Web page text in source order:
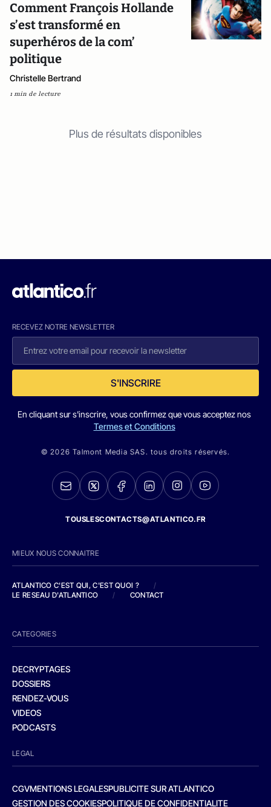
Comment François Hollande
s’est transformé en
superhéros de la com’
politique
Christelle Bertrand
1 min de lecture
Plus de résultats disponibles
RECEVEZ NOTRE NEWSLETTER
S'INSCRIRE
En cliquant sur s'inscrire, vous confirmez que vous acceptez nos
Termes et Conditions
© 2026 Talmont Media SAS. tous droits réservés.
TOUSLESCONTACTS@ATLANTICO.FR
MIEUX NOUS CONNAITRE
ATLANTICO C'EST QUI, C'EST QUOI ?
/
LE RESEAU D'ATLANTICO
/ CONTACT
CATEGORIES
DECRYPTAGES
DOSSIERS
RENDEZ-VOUS
VIDEOS
PODCASTS
LEGAL
CGVMENTIONS LEGALESPUBLICITE SUR ATLANTICO
GESTION DES COOKIESPOLITIQUE DE CONFIDENTIALITE